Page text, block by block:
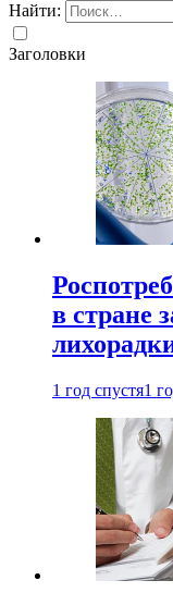
Найти:
Заголовки
в стране
1 год спустя1